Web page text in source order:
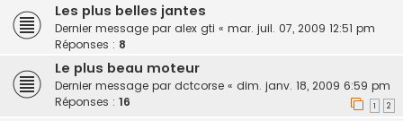
Les plus belles jantes
Dernier message par alex gti « mar. juil. 07, 2009 12:51 pm
Réponses : 8
Le plus beau moteur
Dernier message par dctcorse « dim. janv. 18, 2009 6:59 pm
Réponses : 16 1 2